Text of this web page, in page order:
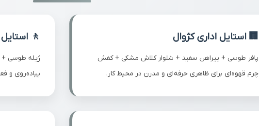
🏢 استایل اداری کژوال
پافر طوسی + پیراهن سفید + شلوار کلاش مشکی + کفش
چرم قهوه‌ای برای ظاهری حرفه‌ای و مدرن در محیط کار.
🚶
ژیله طوسی +
پیاده‌روی و